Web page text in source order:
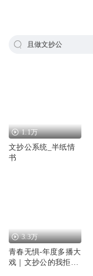
且做文抄公
1.1万
文抄公系统_半纸情
书
3.3万
青春无惧-年度多播大
戏｜文抄公的我拒绝